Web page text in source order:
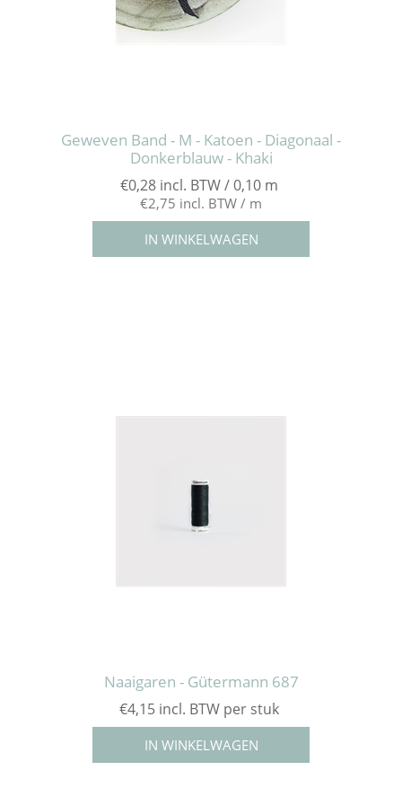
Geweven Band - M - Katoen - Diagonaal -
Donkerblauw - Khaki
€0,28 incl. BTW / 0,10 m
€2,75 incl. BTW / m
Naaigaren - Gütermann 687
€4,15 incl. BTW per stuk